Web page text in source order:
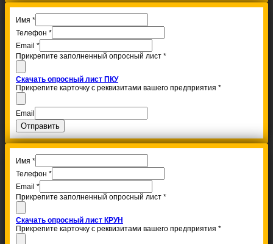
Имя *
Телефон *
Email *
Прикрепите заполненный опросный лист *
Скачать опросный лист ПКУ
Прикрепите карточку с реквизитами вашего предприятия *
Email
Отправить
Имя *
Телефон *
Email *
Прикрепите заполненный опросный лист *
Скачать опросный лист КРУН
Прикрепите карточку с реквизитами вашего предприятия *